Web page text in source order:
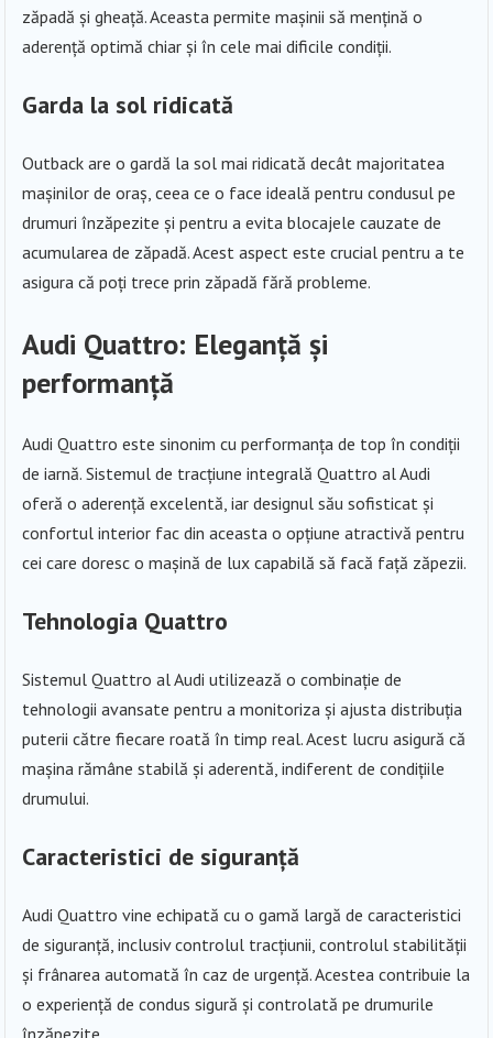
zăpadă și gheață. Aceasta permite mașinii să mențină o
aderență optimă chiar și în cele mai dificile condiții.
Garda la sol ridicată
Outback are o gardă la sol mai ridicată decât majoritatea
mașinilor de oraș, ceea ce o face ideală pentru condusul pe
drumuri înzăpezite și pentru a evita blocajele cauzate de
acumularea de zăpadă. Acest aspect este crucial pentru a te
asigura că poți trece prin zăpadă fără probleme.
Audi Quattro: Eleganță și
performanță
Audi Quattro este sinonim cu performanța de top în condiții
de iarnă. Sistemul de tracțiune integrală Quattro al Audi
oferă o aderență excelentă, iar designul său sofisticat și
confortul interior fac din aceasta o opțiune atractivă pentru
cei care doresc o mașină de lux capabilă să facă față zăpezii.
Tehnologia Quattro
Sistemul Quattro al Audi utilizează o combinație de
tehnologii avansate pentru a monitoriza și ajusta distribuția
puterii către fiecare roată în timp real. Acest lucru asigură că
mașina rămâne stabilă și aderentă, indiferent de condițiile
drumului.
Caracteristici de siguranță
Audi Quattro vine echipată cu o gamă largă de caracteristici
de siguranță, inclusiv controlul tracțiunii, controlul stabilității
și frânarea automată în caz de urgență. Acestea contribuie la
o experiență de condus sigură și controlată pe drumurile
înzăpezite.